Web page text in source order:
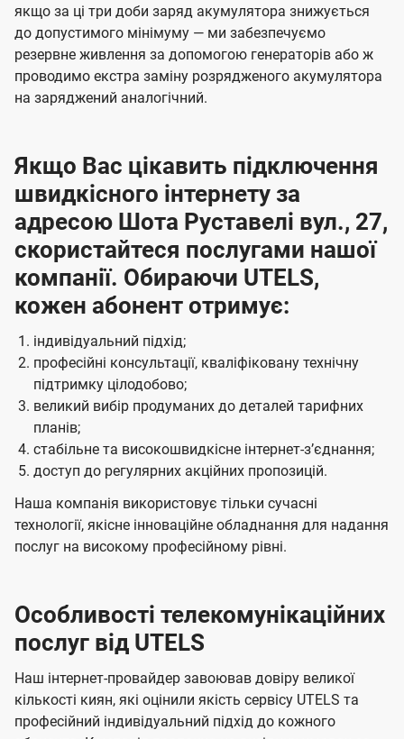
якщо за ці три доби заряд акумулятора знижується
до допустимого мінімуму — ми забезпечуємо
резервне живлення за допомогою генераторів або ж
проводимо екстра заміну розрядженого акумулятора
на заряджений аналогічний.
Якщо Вас цікавить підключення
швидкісного інтернету за
адресою Шота Руставелі вул., 27,
скористайтеся послугами нашої
компанії. Обираючи UTELS,
кожен абонент отримує:
індивідуальний підхід;
професійні консультації, кваліфіковану технічну
підтримку цілодобово;
великий вибір продуманих до деталей тарифних
планів;
стабільне та високошвидкісне інтернет-зʼєднання;
доступ до регулярних акційних пропозицій.
Наша компанія використовує тільки сучасні
технології, якісне інноваційне обладнання для надання
послуг на високому професійному рівні.
Особливості телекомунікаційних
послуг від UTELS
Наш інтернет-провайдер завоював довіру великої
кількості киян, які оцінили якість сервісу UTELS та
професійний індивідуальний підхід до кожного